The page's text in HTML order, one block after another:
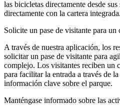
las bicicletas directamente desde
directamente con la cartera integrada.
Solicite un pase de visitante para
A través de nuestra aplicación, los
solicitar un pase de visitante para
complejo. Los visitantes reciben un
para facilitar la entrada a través de
información clave sobre el parque.
Manténgase informado sobre las